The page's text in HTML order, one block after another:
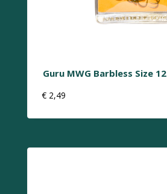
Guru MWG Barbless Size 12
€ 2,49